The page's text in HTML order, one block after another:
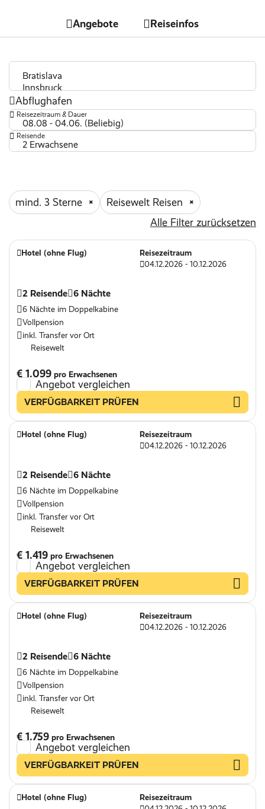
Angebote Reiseinfos
Abflughafen
Reisezeitraum & Dauer
08.08 - 04.06. (Beliebig)
Reisende
2 Erwachsene
mind. 3 Sterne
Reisewelt Reisen
Alle Filter zurücksetzen
Hotel (ohne Flug)
Reisezeitraum
04.12.2026 - 10.12.2026
2 Reisende 6 Nächte
6 Nächte im Doppelkabine
Vollpension
inkl. Transfer vor Ort
Reisewelt
€ 1.099 pro Erwachsenen
Angebot vergleichen
VERFÜGBARKEIT PRÜFEN
Hotel (ohne Flug)
Reisezeitraum
04.12.2026 - 10.12.2026
2 Reisende 6 Nächte
6 Nächte im Doppelkabine
Vollpension
inkl. Transfer vor Ort
Reisewelt
€ 1.419 pro Erwachsenen
Angebot vergleichen
VERFÜGBARKEIT PRÜFEN
Hotel (ohne Flug)
Reisezeitraum
04.12.2026 - 10.12.2026
2 Reisende 6 Nächte
6 Nächte im Doppelkabine
Vollpension
inkl. Transfer vor Ort
Reisewelt
€ 1.759 pro Erwachsenen
Angebot vergleichen
VERFÜGBARKEIT PRÜFEN
Hotel (ohne Flug)
Reisezeitraum